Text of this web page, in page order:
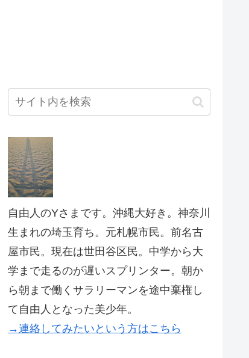
自由人のYさまです。沖縄大好き。神奈川
生まれの埼玉育ち。元札幌市民。前名古
屋市民。現在は世田谷区民。中学から大
学まで走るのが遅いスプリンター。朝か
ら朝まで働くサラリーマンを途中棄権し
て自由人となった美少年。
→連絡してみたいという方はこちら